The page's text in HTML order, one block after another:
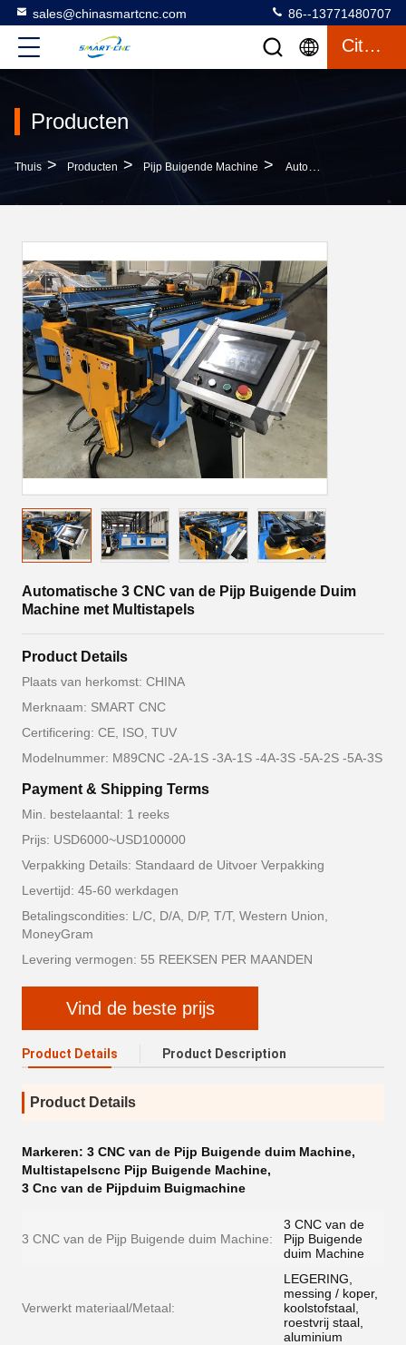
sales@chinasmartcnc.com 86--13771480707
Citaat
Producten
Thuis > Producten > Pijp Buigende Machine > Automatische 3 CNC Van De Pijp Buigende Duim Machine Met Multistapels
Automatische 3 CNC van de Pijp Buigende Duim
Machine met Multistapels
Product Details
Plaats van herkomst: CHINA
Merknaam: SMART CNC
Certificering: CE, ISO, TUV
Modelnummer: M89CNC -2A-1S -3A-1S -4A-3S -5A-2S -5A-3S
Payment & Shipping Terms
Min. bestelaantal: 1 reeks
Prijs: USD6000~USD100000
Verpakking Details: Standaard de Uitvoer Verpakking
Levertijd: 45-60 werkdagen
Betalingscondities: L/C, D/A, D/P, T/T, Western Union,
MoneyGram
Levering vermogen: 55 REEKSEN PER MAANDEN
Vind de beste prijs
Product Details Product Description
Product Details
Markeren: 3 CNC van de Pijp Buigende duim Machine,
Multistapelscnc Pijp Buigende Machine,
3 Cnc van de Pijpduim Buigmachine
3 CNC van de Pijp Buigende duim Machine:
3 CNC van de
Pijp Buigende
duim Machine
Verwerkt materiaal/Metaal:
LEGERING,
messing / koper,
koolstofstaal,
roestvrij staal,
aluminium